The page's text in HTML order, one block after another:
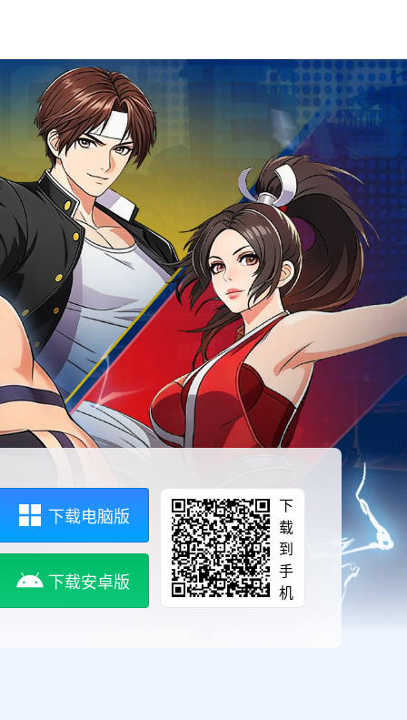
下载电脑版
下载安卓版
下
载
到
手
机